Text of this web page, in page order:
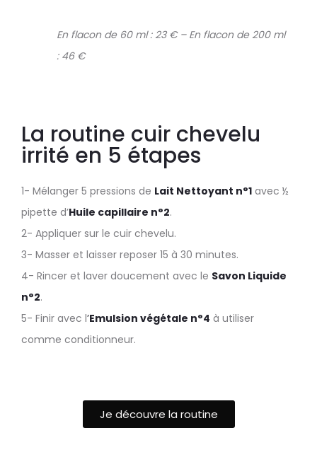
En flacon de 60 ml : 23 € – En flacon de 200 ml
: 46 €
La routine cuir chevelu
irrité en 5 étapes
1- Mélanger 5 pressions de Lait Nettoyant n°1 avec ½
pipette d’Huile capillaire n°2.
2- Appliquer sur le cuir chevelu.
3- Masser et laisser reposer 15 à 30 minutes.
4- Rincer et laver doucement avec le Savon Liquide
n°2.
5- Finir avec l’Emulsion végétale n°4 à utiliser
comme conditionneur.
Je découvre la routine